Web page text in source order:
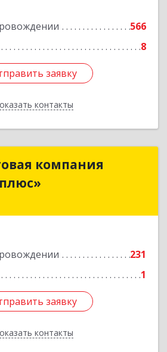
566
8
заявку
контакты
заявку
Назад
компания
231
1
заявку
контакты
компания
«РОВЕР-бух плюс»
Подробнее
заявку
Назад